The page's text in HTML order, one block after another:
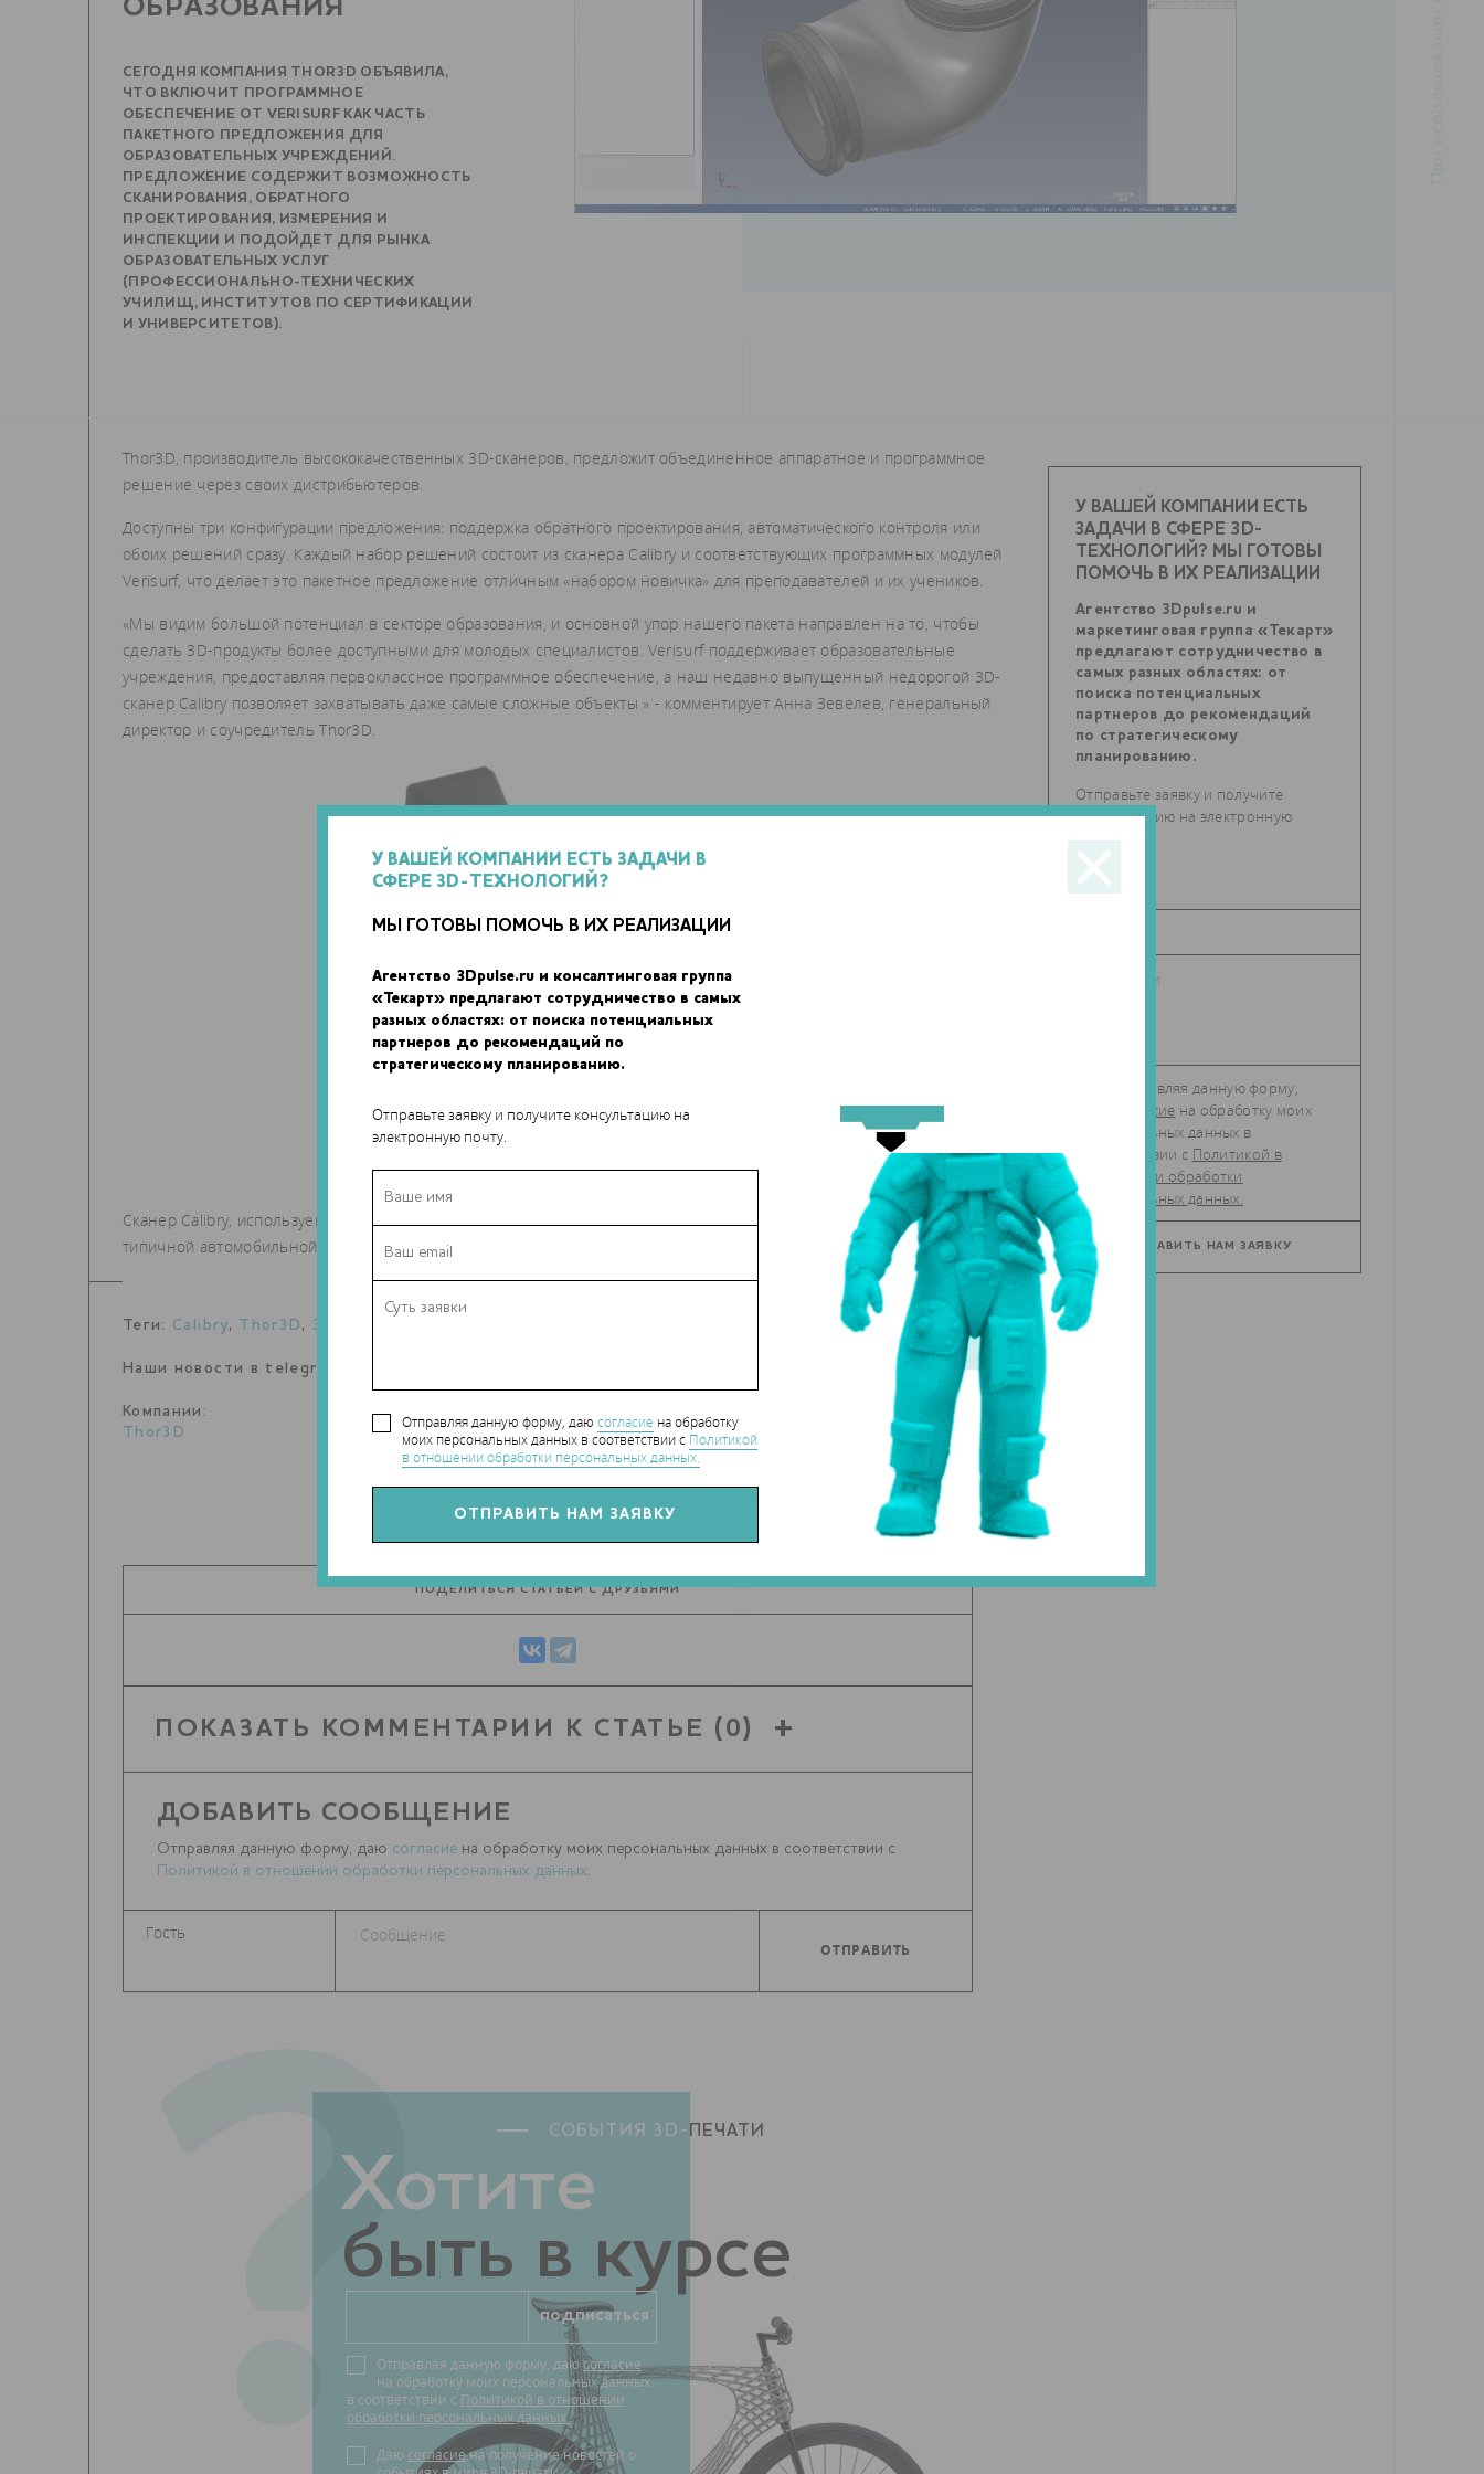
У ВАШЕЙ КОМПАНИИ ЕСТЬ ЗАДАЧИ В
СФЕРЕ 3D-ТЕХНОЛОГИЙ?
МЫ ГОТОВЫ ПОМОЧЬ В ИХ РЕАЛИЗАЦИИ
Агентство 3Dpulse.ru и консалтинговая группа
«Текарт» предлагают сотрудничество в самых
разных областях: от поиска потенциальных
партнеров до рекомендаций по
стратегическому планированию.
Отправьте заявку и получите консультацию на
электронную почту.
Отправляя данную форму, даю согласие на обработку
моих персональных данных в соответствии с Политикой
в отношении обработки персональных данных.
ОБРАЗОВАНИЯ
СЕГОДНЯ КОМПАНИЯ THOR3D ОБЪЯВИЛА,
ЧТО ВКЛЮЧИТ ПРОГРАММНОЕ
ОБЕСПЕЧЕНИЕ ОТ VERISURF КАК ЧАСТЬ
ПАКЕТНОГО ПРЕДЛОЖЕНИЯ ДЛЯ
ОБРАЗОВАТЕЛЬНЫХ УЧРЕЖДЕНИЙ.
ПРЕДЛОЖЕНИЕ СОДЕРЖИТ ВОЗМОЖНОСТЬ
СКАНИРОВАНИЯ, ОБРАТНОГО
ПРОЕКТИРОВАНИЯ, ИЗМЕРЕНИЯ И
ИНСПЕКЦИИ И ПОДОЙДЕТ ДЛЯ РЫНКА
ОБРАЗОВАТЕЛЬНЫХ УСЛУГ
(ПРОФЕССИОНАЛЬНО-ТЕХНИЧЕСКИХ
УЧИЛИЩ, ИНСТИТУТОВ ПО СЕРТИФИКАЦИИ
И УНИВЕРСИТЕТОВ).
Thor3D, производитель высококачественных 3D-сканеров, предложит объединенное аппаратное и программное
решение через своих дистрибьютеров.
Доступны три конфигурации предложения: поддержка обратного проектирования, автоматического контроля или
обоих решений сразу. Каждый набор решений состоит из сканера Calibry и соответствующих программных модулей
Verisurf, что делает это пакетное предложение отличным «набором новичка» для преподавателей и их учеников.
«Мы видим большой потенциал в секторе образования, и основной упор нашего пакета направлен на то, чтобы
сделать 3D-продукты более доступными для молодых специалистов. Verisurf поддерживает образовательные
учреждения, предоставляя первоклассное программное обеспечение, а наш недавно выпущенный недорогой 3D-
сканер Calibry позволяет захватывать даже самые сложные объекты » - комментирует Анна Зевелев, генеральный
директор и соучредитель Thor3D.
Сканер Calibry, используемый с программным обеспечением Verisurf. был использован для преобразования
типичной автомобильной детали в трехмерную модель CAD.
Теги: Calibry, Thor3D ,3D-сканер
Наши новости в telegram канале:
Компании:
Thor3D
ПОДЕЛИТЬСЯ СТАТЬЕЙ С ДРУЗЬЯМИ
ПОКАЗАТЬ КОММЕНТАРИИ К СТАТЬЕ (0)
ДОБАВИТЬ СООБЩЕНИЕ
Отправляя данную форму, даю согласие на обработку моих персональных данных в соответствии с
Политикой в отношении обработки персональных данных
?
Хотите
быть в курсе
СОБЫТИЯ 3D- ПЕЧАТИ
Отправляя данную форму, даюсогласие
на обработку моих персональных данных
в соответствии с Политикой в отношении
обработки персональных данных.
Даю согласиена получение новостей о
У ВАШЕЙ КОМПАНИИ ЕСТЬ
ЗАДАЧИ В СФЕРЕ 3D-
ТЕХНОЛОГИЙ? МЫ ГОТОВЫ
ПОМОЧЬ В ИХ РЕАЛИЗАЦИИ
Агентство 3Dpulse.ru и
маркетинговая группа «Текарт»
предлагают сотрудничество в
самых разных областях: от
поиска потенциальных
партнеров до рекомендаций
по стратегическому
планированию.
Отправьте заявку и получите
консультацию на электронную
почту.
Отправляя данную форму,
согласие
персональных данных в
соответствии с Политикой в
отношении обработки
персональных данных.